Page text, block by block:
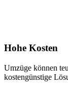
Hohe Kosten
Umzüge können
kostengünstige